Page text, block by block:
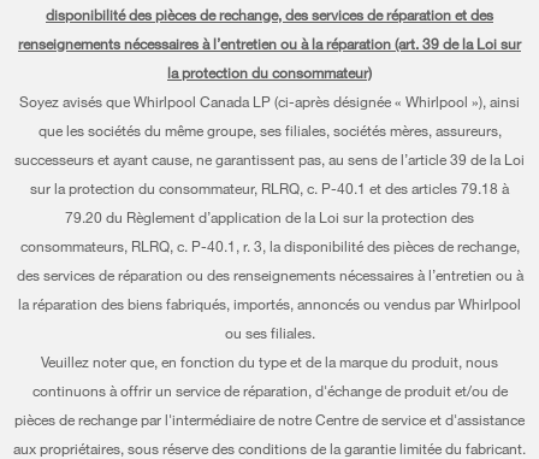
Planifier une réparation
Renseignements relatifs à la garantie
Programmes de service prolongé
Mes électroménagers
Suivre ma commande
Services de livraison et d'installation
Services d'abonnement
Lave-vaisselle et nettoyage
Trouver un marchand
Programme d’abonnement aux filtres à eau
Communiquez avec nous
À propos de nous
Carrières
Certification Éco et homologation ENERGY STAR® Whirlpool
Informations relatives aux rappels
Entreprise Whirlpool
disponibilité des pièces de rechange, des services de réparation et des
renseignements nécessaires à l’entretien ou à la réparation (art. 39 de la Loi sur
la protection du consommateur)
Soyez avisés que Whirlpool Canada LP (ci-après désignée « Whirlpool »), ainsi
que les sociétés du même groupe, ses filiales, sociétés mères, assureurs,
successeurs et ayant cause, ne garantissent pas, au sens de l’article 39 de la Loi
sur la protection du consommateur, RLRQ, c. P-40.1 et des articles 79.18 à
79.20 du Règlement d’application de la Loi sur la protection des
consommateurs, RLRQ, c. P-40.1, r. 3, la disponibilité des pièces de rechange,
des services de réparation ou des renseignements nécessaires à l’entretien ou à
la réparation des biens fabriqués, importés, annoncés ou vendus par Whirlpool
ou ses filiales.
Veuillez noter que, en fonction du type et de la marque du produit, nous
continuons à offrir un service de réparation, d'échange de produit et/ou de
pièces de rechange par l'intermédiaire de notre Centre de service et d'assistance
aux propriétaires, sous réserve des conditions de la garantie limitée du fabricant.